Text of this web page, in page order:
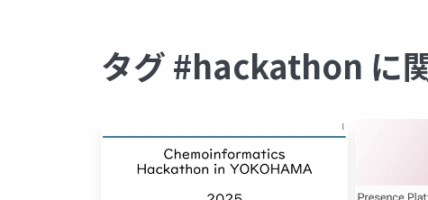
タグ #hackathon に